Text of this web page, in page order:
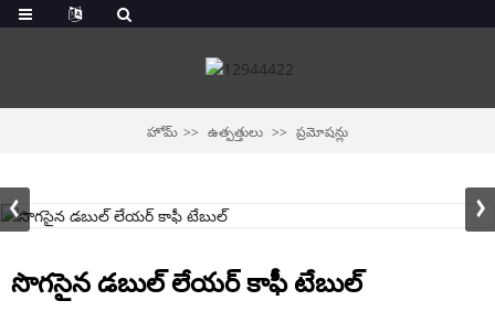
హోమ్ ఉత్పత్తులు ప్రమోషన్లు
సొగసైన డబుల్ లేయర్ కాఫీ టేబుల్